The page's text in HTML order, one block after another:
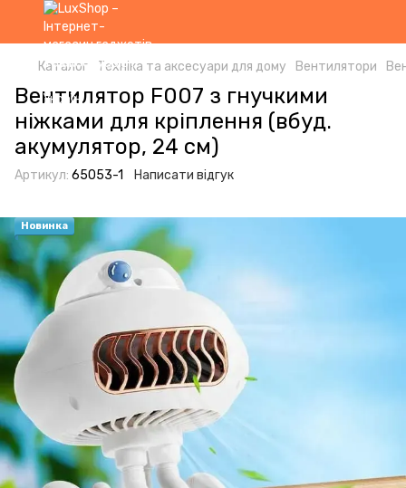
Каталог Техніка та аксесуари для дому Вентилятори
Вентилятор F007 з гнучкими
ніжками для кріплення (вбуд.
акумулятор, 24 см)
Артикул: 65053-1 Написати відгук
Новинка